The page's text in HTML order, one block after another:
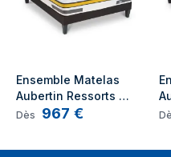
Ensemble Matelas
Aubertin Ressorts
ensachés Accueil
Dès 967 €